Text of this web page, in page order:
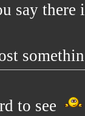
say there
to see